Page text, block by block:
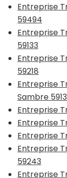
Entreprise
59494
Entreprise
59133
Entreprise
59218
Entreprise
Sambre
Entreprise
Entreprise
Entreprise
Entreprise
59243
Entreprise